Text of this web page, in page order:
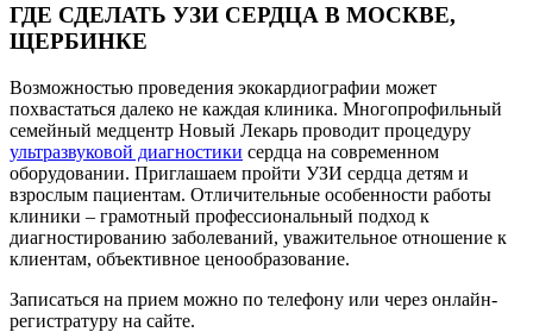
ГДЕ СДЕЛАТЬ УЗИ СЕРДЦА В МОСКВЕ,
ЩЕРБИНКЕ
Возможностью проведения экокардиографии может
похвастаться далеко не каждая клиника. Многопрофильный
семейный медцентр Новый Лекарь проводит процедуру
ультразвуковой диагностики сердца на современном
оборудовании. Приглашаем пройти УЗИ сердца детям и
взрослым пациентам. Отличительные особенности работы
клиники – грамотный профессиональный подход к
диагностированию заболеваний, уважительное отношение к
клиентам, объективное ценообразование.
Записаться на прием можно по телефону или через онлайн-
регистратуру на сайте.